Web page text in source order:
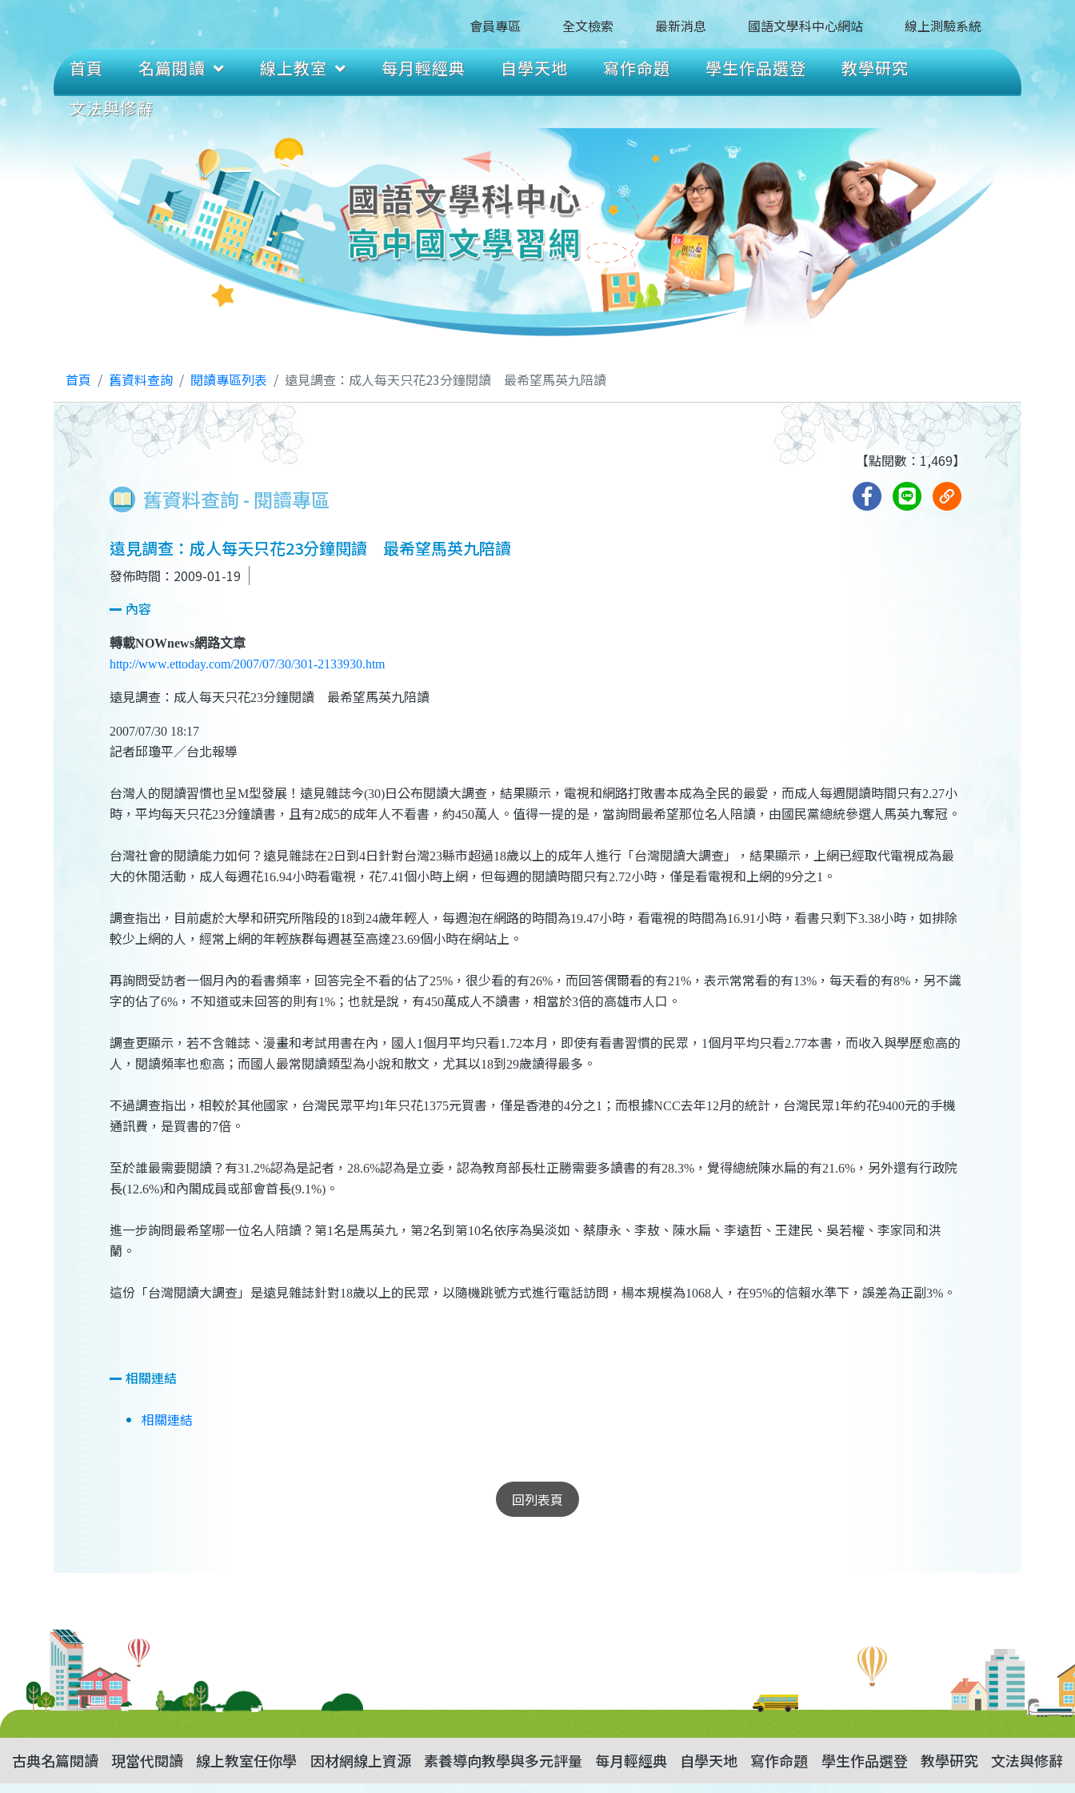
會員專區 全文檢索 最新消息 國語文學科中心網站 線上測驗系統
首頁 名篇閱讀 線上教室 每月輕經典 自學天地 寫作命題 學生作品選登
教學研究
文法與修辭
首頁 舊資料查詢 閱讀專區列表 遠見調查：成人每天只花23分鐘閱讀 最希望馬英九陪讀
舊資料查詢 - 閱讀專區
【點閱數：1,469】
遠見調查：成人每天只花23分鐘閱讀 最希望馬英九陪讀
發佈時間：2009-01-19
內容
轉載NOWnews網路文章
http://www.ettoday.com/2007/07/30/301-2133930.htm
遠見調查：成人每天只花23分鐘閱讀 最希望馬英九陪讀
2007/07/30 18:17
記者邱瓊平／台北報導
台灣人的閱讀習慣也呈M型發展！遠見雜誌今(30)日公布閱讀大調查，結果顯示，電視和網路打敗書本成為全民的最愛，而成人每週閱讀時間只有2.27小
時，平均每天只花23分鐘讀書，且有2成5的成年人不看書，約450萬人。值得一提的是，當詢問最希望那位名人陪讀，由國民黨總統參選人馬英九奪冠。
台灣社會的閱讀能力如何？遠見雜誌在2日到4日針對台灣23縣市超過18歲以上的成年人進行「台灣閱讀大調查」，結果顯示，上網已經取代電視成為最
大的休閒活動，成人每週花16.94小時看電視，花7.41個小時上網，但每週的閱讀時間只有2.72小時，僅是看電視和上網的9分之1 。
調查指出，目前處於大學和研究所階段的18到24歲年輕人，每週泡在網路的時間為19.47小時，看電視的時間為16.91 小時，看書只剩下3.38小時，如排除
較少上網的人，經常上網的年輕族群每週甚至高達23.69個小時在網站上。
再詢問受訪者一個月內的看書頻率，回答完全不看的佔了25% ，很少看的有26% ，而回答偶爾看的有21% ，表示常常看的有13% ，每天看的有8% ，另不識
字的佔了6% ，不知道或未回答的則有1% ；也就是說，有450萬成人不讀書，相當於3倍的高雄市人口。
調查更顯示，若不含雜誌、漫畫和考試用書在內，國人 1個月平均只看1.72本月，即使有看書習慣的民眾， 1個月平均只看2.77本書，而收入與學歷愈高的
人，閱讀頻率也愈高；而國人最常閱讀類型為小說和散文，尤其以18到29歲讀得最多。
不過調查指出，相較於其他國家，台灣民眾平均1年只花1375元買書，僅是香港的4分之1 ；而根據NCC去年12月的統計，台灣民眾1年約花9400元的手機
通訊費，是買書的7倍。
至於誰最需要閱讀？有31.2%認為是記者， 28.6%認為是立委，認為教育部長杜正勝需要多讀書的有28.3% ，覺得總統陳水扁的有21.6% ，另外還有行政院
長(12.6%)和內閣成員或部會首長(9.1%) 。
進一步詢問最希望哪一位名人陪讀？第1 名是馬英九，第2名到第10名依序為吳淡如、蔡康永、李敖、陳水扁、李遠哲、王建民、吳若權、李家同和洪
蘭。
這份「台灣閱讀大調查」是遠見雜誌針對18歲以上的民眾，以隨機跳號方式進行電話訪問，楊本規模為1068人，在95%的信賴水準下，誤差為正副3% 。
相關連結
相關連結
回列表頁
古典名篇閱讀 現當代閱讀 線上教室任你學 因材網線上資源 素養導向教學與多元評量 每月輕經典 自學天地 寫作命題 學生作品選登 教學研究 文法與修辭